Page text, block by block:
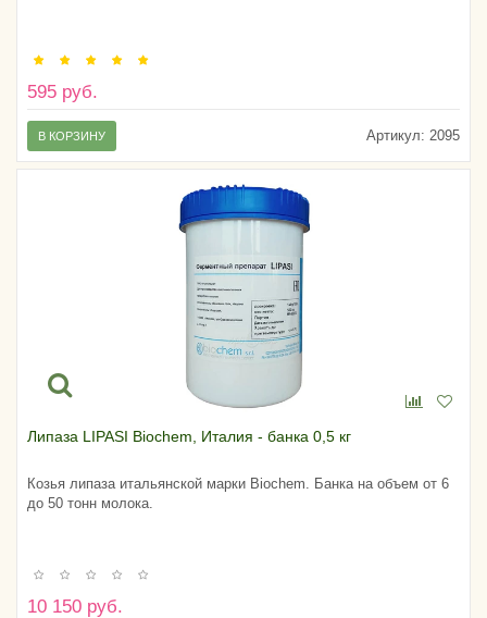
595 руб.
Артикул: 2095
В КОРЗИНУ
Липаза LIPASI Biochem, Италия - банка 0,5 кг
Козья липаза итальянской марки Biochem. Банка на объем от 6
до 50 тонн молока.
10 150 руб.